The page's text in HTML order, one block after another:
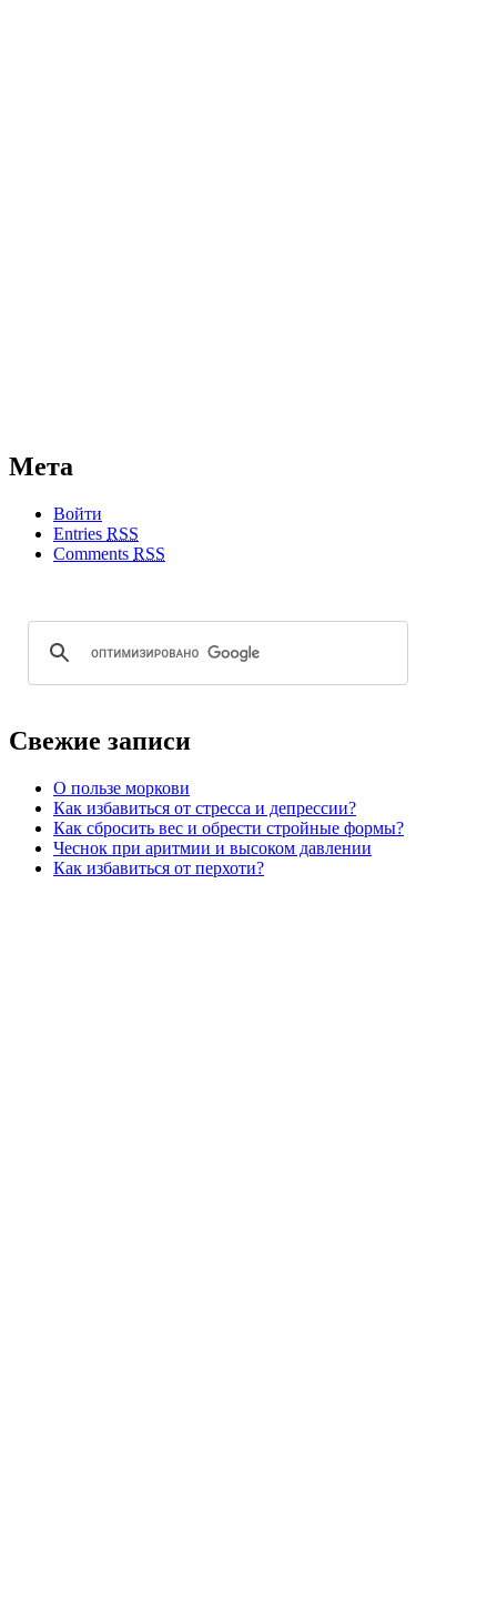
Мета
Войти
Entries RSS
Comments RSS
Свежие записи
О пользе моркови
Как избавиться от стресса и депрессии?
Как сбросить вес и обрести стройные формы?
Чеснок при аритмии и высоком давлении
Как избавиться от перхоти?